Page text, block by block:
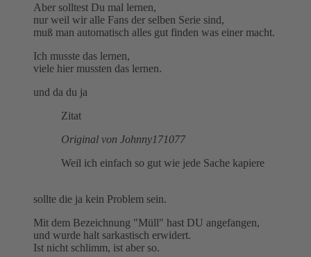
Aber solltest Du mal lernen,
nur weil wir alle Fans der selben Serie sind,
muß man automatisch alles gut finden was einer macht.
Ich musste das lernen,
viele hier mussten das lernen.
und da du ja
Zitat
Original von Johnny171077
Weil ich einfach so gut wie jede Sache kapiere
sollte die ja kein Problem sein.
Mit dem Bezeichnung "Müll" hast DU angefangen,
und wurde halt sarkastisch erwidert.
Ist nicht schlimm, ist aber so.